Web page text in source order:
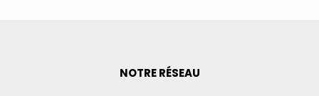
NOTRE RÉSEAU